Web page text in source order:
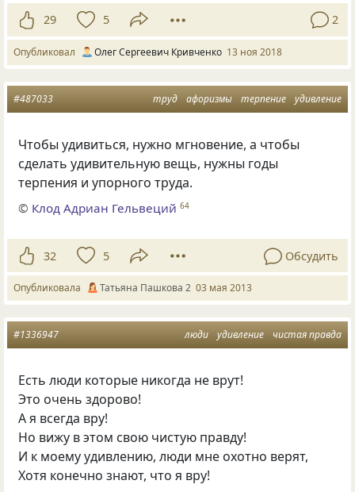
29 5 2
Опубликовал Олег Сергеевич Кривченко 13 ноя 2018
труд афоризмы терпение удивление
#487033
Чтобы удивиться, нужно мгновение, а чтобы
сделать удивительную вещь, нужны годы
терпения и упорного труда.
© Клод Адриан Гельвеций 64
32 5 Обсудить
Опубликовала Татьяна Пашкова 2 03 мая 2013
люди удивление чистая правда
#1336947
Есть люди которые никогда не врут!
Это очень здорово!
А я всегда вру!
Но вижу в этом свою чистую правду!
И к моему удивлению, люди мне охотно верят,
Хотя конечно знают, что я вру!